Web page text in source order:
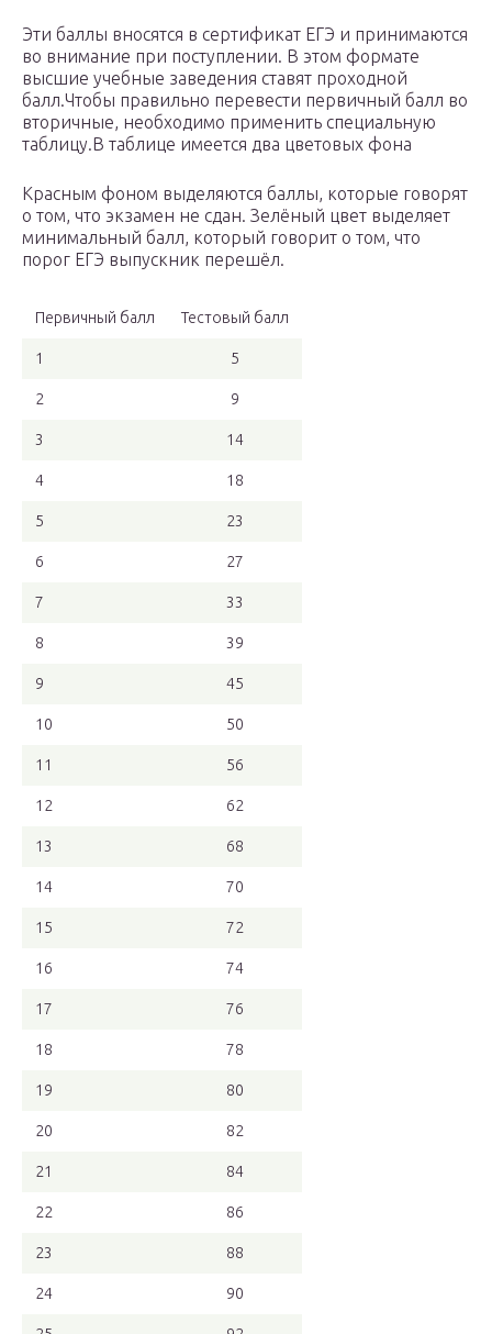
Эти баллы вносятся в сертификат ЕГЭ и принимаются
во внимание при поступлении. В этом формате
высшие учебные заведения ставят проходной
балл.Чтобы правильно перевести первичный балл во
вторичные, необходимо применить специальную
таблицу.В таблице имеется два цветовых фона
Красным фоном выделяются баллы, которые говорят
о том, что экзамен не сдан. Зелёный цвет выделяет
минимальный балл, который говорит о том, что
порог ЕГЭ выпускник перешёл.
Первичный балл Тестовый балл
1 5
2 9
3 14
4 18
5 23
6 27
7 33
8 39
9 45
10 50
11 56
12 62
13 68
14 70
15 72
16 74
17 76
18 78
19 80
20 82
21 84
22 86
23 88
24 90